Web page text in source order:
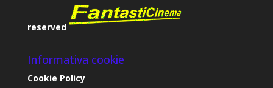
reserved
Informativa cookie
Cookie Policy